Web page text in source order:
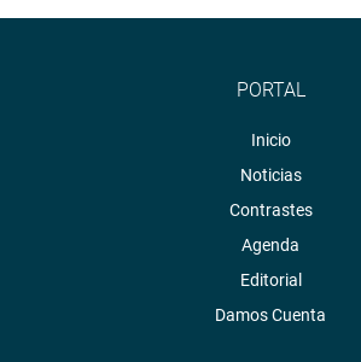
PORTAL
Inicio
Noticias
Contrastes
Agenda
Editorial
Damos Cuenta